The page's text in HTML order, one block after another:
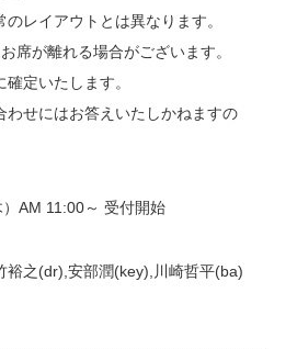
のレイアウトとは異なります。
席が離れる場合がございます。
確定いたします。
わせにはお答えいたしかねますの
AM 11:00～ 受付開始
裕之(dr),安部潤(key),川崎哲平(ba)